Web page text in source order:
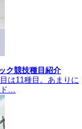
ク競技種目紹介
は11種目。あまりに
…